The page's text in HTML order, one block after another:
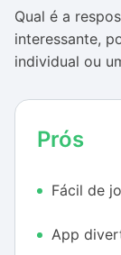
Qual é a
interessante,
individual ou
suas perguntas.
Você vai
Infelizmente,
válido.
Prós
Fácil de
App